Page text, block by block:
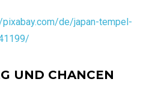
de/japan-tempel-
UND CHANCEN